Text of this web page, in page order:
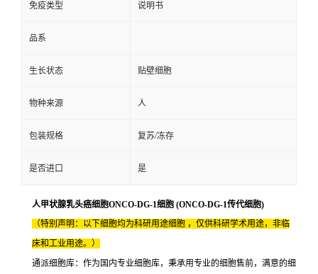
免疫类型 说明书
品系
生长状态 贴壁细胞
物种来源 人
包装规格 复苏/冻存
是否进口 是
人甲状腺乳头癌细胞ONCO-DG-1细胞 (ONCO-DG-1传代细胞)
（特别声明：以下细胞均为科研用途细胞 ，仅供科研学术用途，非临
床和工业用途。）
通派细胞库：作为国内专业细胞库，秉承用专业的细胞售前，满意的细